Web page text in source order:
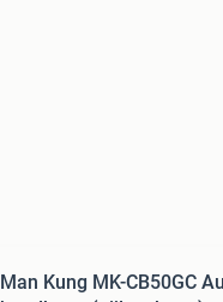
Man Kung MK-CB50GC